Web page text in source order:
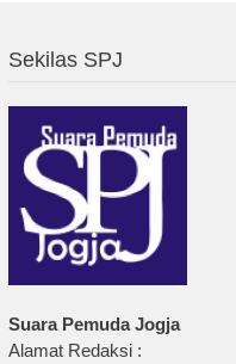
Sekilas SPJ
Suara Pemuda Jogja
Alamat Redaksi :